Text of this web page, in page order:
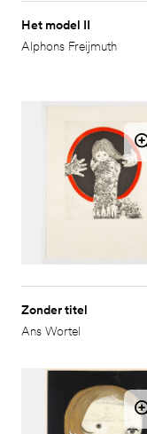
Het model II
Alphons Freijmuth
Zonder titel
Ans Wortel